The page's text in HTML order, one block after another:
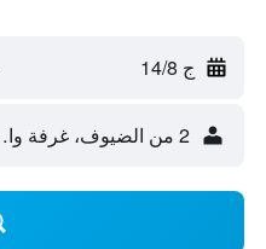
ج 14/8
2 من الضيوف، غرفة واحدة